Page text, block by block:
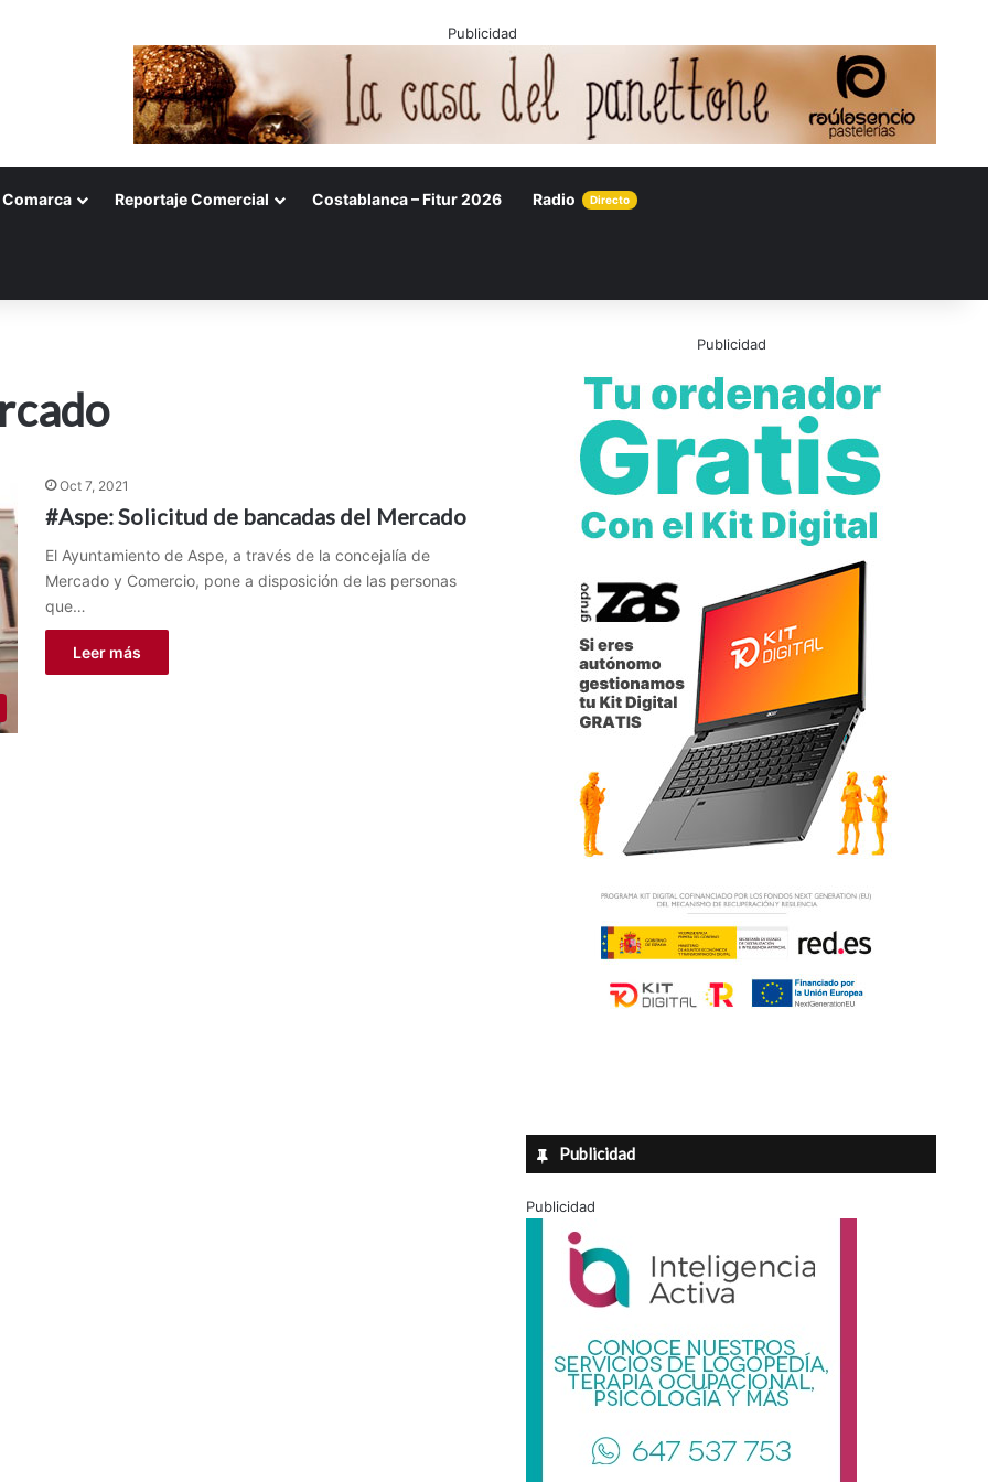
Publicidad
Comarca Reportaje Comercial Costablanca – Fitur 2026 Radio Directo
Oct 7, 2021
#Aspe: Solicitud de bancadas del Mercado
El Ayuntamiento de Aspe, a través de la concejalía de
Mercado y Comercio, pone a disposición de las personas
que…
Leer más
Publicidad
Publicidad
Publicidad